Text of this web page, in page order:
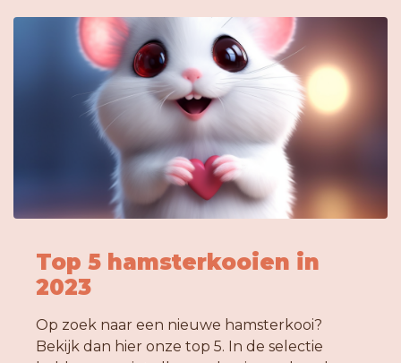
Top 5 hamsterkooien in
2023
Op zoek naar een nieuwe hamsterkooi?
Bekijk dan hier onze top 5. In de selectie